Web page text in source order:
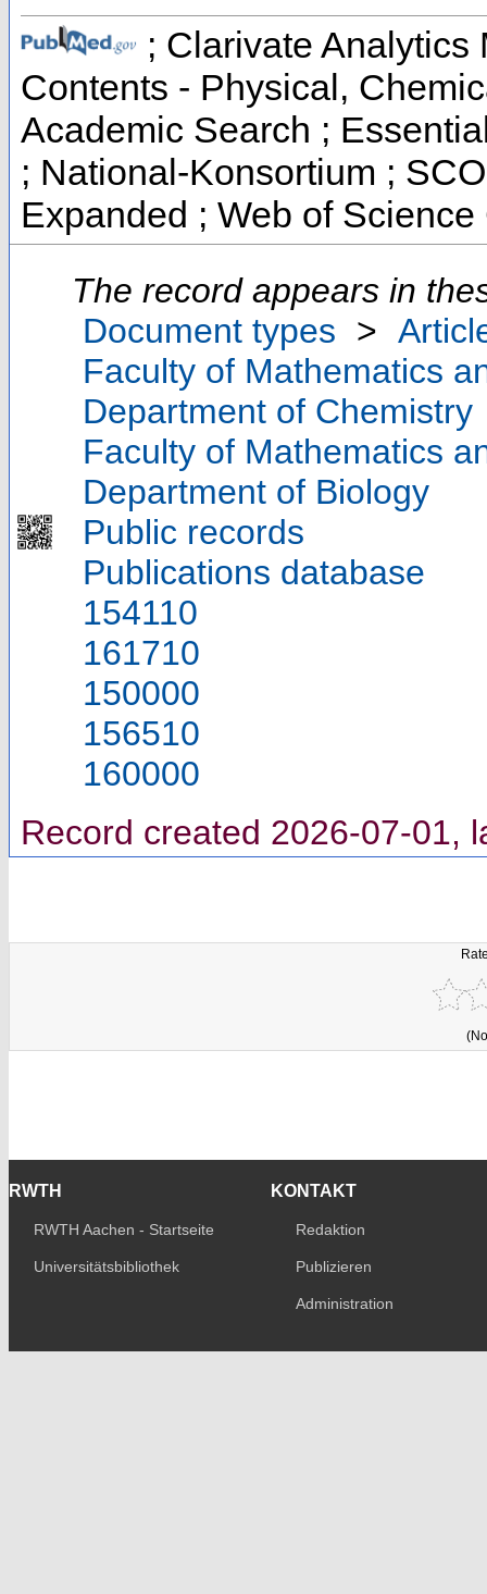
; Clarivate Analytics
Contents - Physical,
Academic Search ;
; National-Konsortium ;
Expanded ; Web of
The record appears in
Document types >
Faculty of Mathematics
Department of Chemistry
Faculty of Mathematics
Department of Biology
Public records
Publications database
154110
161710
150000
156510
160000
Record created 2026-07-01,
RWTH
RWTH Aachen - Startseite
Universitätsbibliothek
KONTAKT
Redaktion
Publizieren
Administration